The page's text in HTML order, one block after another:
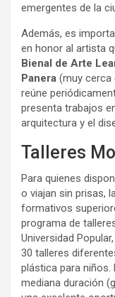
emergentes de la
Además, es
en honor al artista
Bienal de Arte
Panera (muy cerca
reúne
presenta trabajos
arquitectura y el
Talleres
Para quienes
o viajan sin prisas,
formativos
programa de
Universidad
30 talleres
plástica para
mediana duración